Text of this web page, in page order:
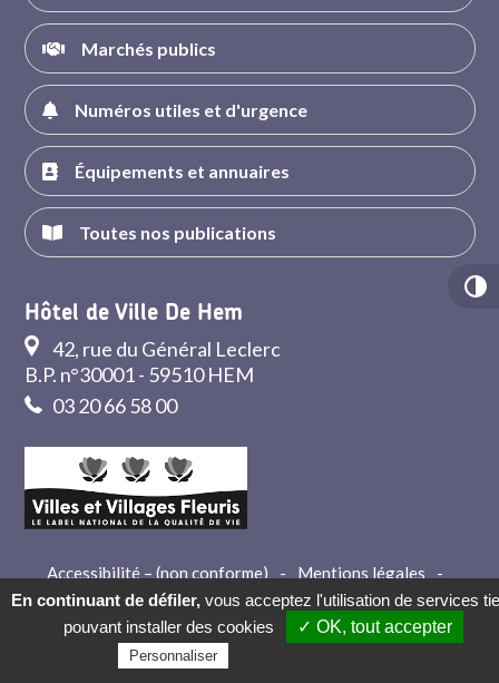
Marchés publics
Numéros utiles et d'urgence
Équipements et annuaires
Toutes nos publications
Hôtel de Ville De Hem
42, rue du Général Leclerc
B.P. n°30001 - 59510 HEM
03 20 66 58 00
Accessibilité – (non conforme) - Mentions légales
-
Crédits
- Contact
En continuant de défiler, vous acceptez l'utilisation de services
pouvant installer des cookies
✓ OK, tout accepter
Personnaliser